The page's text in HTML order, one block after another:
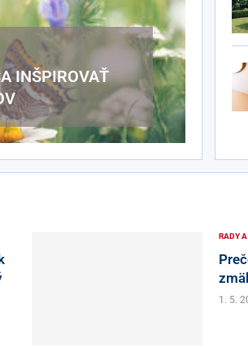
INŠPIROVAŤ
RADY
1. 5.